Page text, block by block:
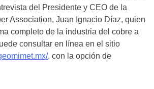
del Presidente y CEO de la
Association, Juan Ignacio Díaz, quien
completo de la industria del cobre a
consultar en línea en el sitio
, con la opción de